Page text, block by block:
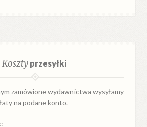
Kosztyprzesyłki
zamówione wydawnictwa wysyłamy
na podane konto.